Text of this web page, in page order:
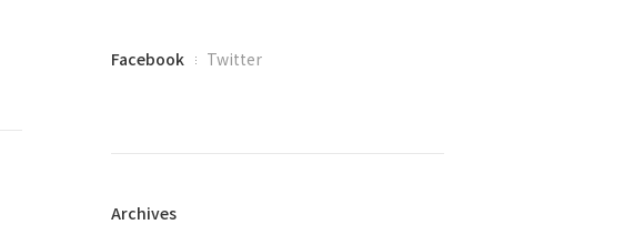
페
플
Facebook Twitter
Archives